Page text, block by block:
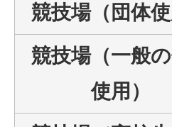
競技場（団体使
競技場（一般
使用）